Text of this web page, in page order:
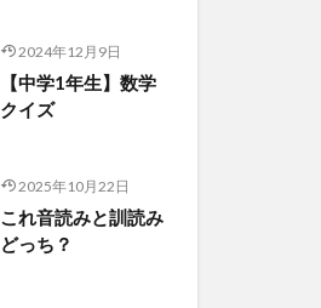
2024年12月9日
【中学1年生】数学
クイズ
2025年10月22日
これ音読みと訓読み
どっち？